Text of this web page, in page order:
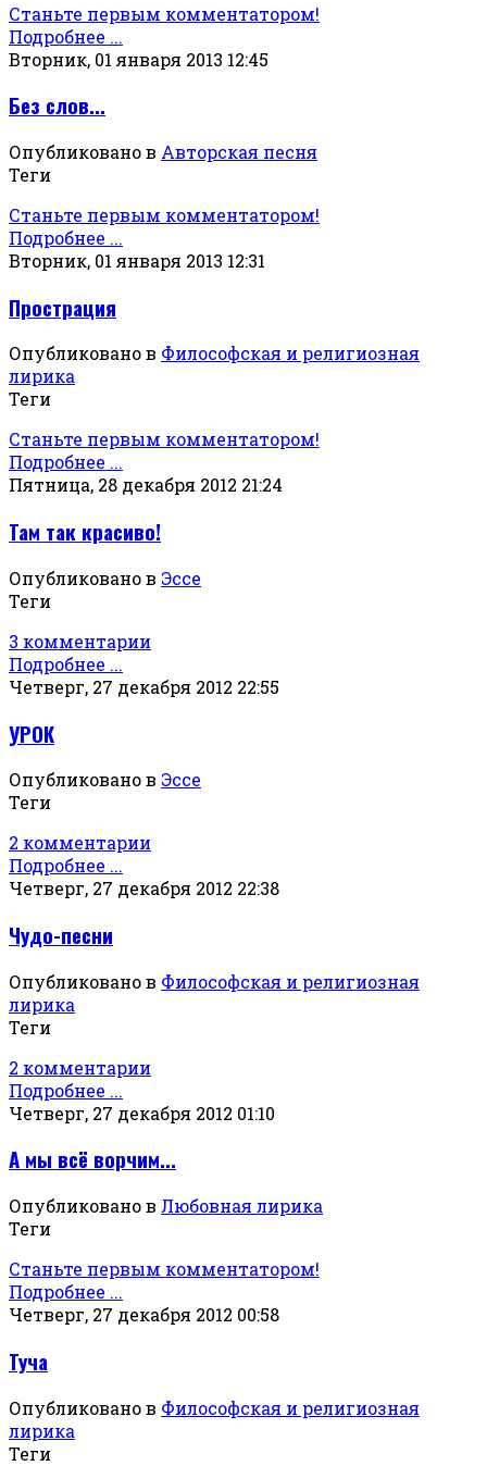
Станьте первым комментатором!
Подробнее ...
Вторник, 01 января 2013 12:45
Без слов...
Опубликовано в Авторская песня
Теги
Станьте первым комментатором!
Подробнее ...
Вторник, 01 января 2013 12:31
Прострация
Опубликовано в Философская и религиозная
лирика
Теги
Станьте первым комментатором!
Подробнее ...
Пятница, 28 декабря 2012 21:24
Там так красиво!
Опубликовано в Эссе
Теги
3 комментарии
Подробнее ...
Четверг, 27 декабря 2012 22:55
УРОК
Опубликовано в Эссе
Теги
2 комментарии
Подробнее ...
Четверг, 27 декабря 2012 22:38
Чудо-песни
Опубликовано в Философская и религиозная
лирика
Теги
2 комментарии
Подробнее ...
Четверг, 27 декабря 2012 01:10
А мы всё ворчим...
Опубликовано в Любовная лирика
Теги
Станьте первым комментатором!
Подробнее ...
Четверг, 27 декабря 2012 00:58
Туча
Опубликовано в Философская и религиозная
лирика
Теги